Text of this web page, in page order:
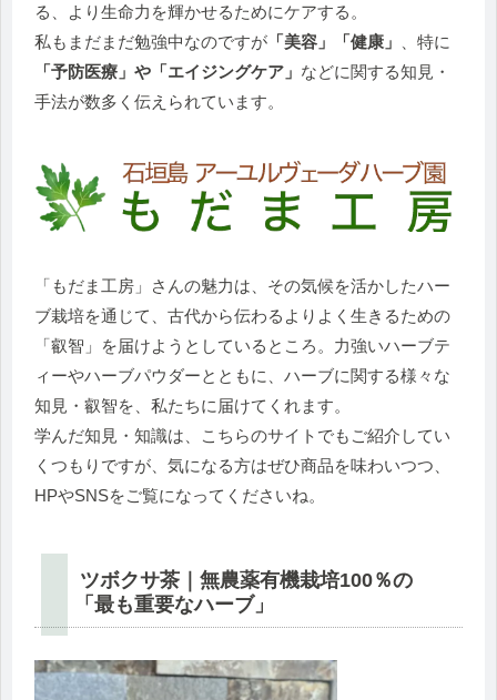
る、より生命力を輝かせるためにケアする。
私もまだまだ勉強中なのですが 「美容」「健康」
、特に
「予防医療」や「エイジングケア」 などに関する知見・
手法が数多く伝えられています。
「もだま工房」さんの魅力は、その気候を活かしたハー
ブ栽培を通じて、古代から伝わるよりよく生きるための
「叡智」を届けようとしているところ。力強いハーブテ
ィーやハーブパウダーとともに、ハーブに関する様々な
知見・叡智を、私たちに届けてくれます。
学んだ知見・知識は、こちらのサイトでもご紹介してい
くつもりですが、気になる方はぜひ商品を味わいつつ、
HPやSNSをご覧になってくださいね。
ツボクサ茶｜無農薬有機栽培100％の
「最も重要なハーブ」